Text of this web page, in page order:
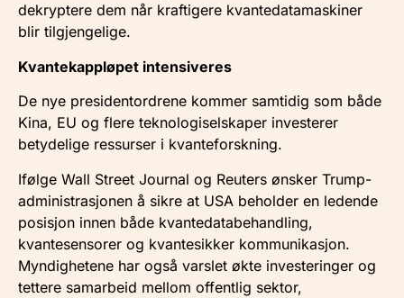
dekryptere dem når kraftigere kvantedatamaskiner
blir tilgjengelige.
Kvantekappløpet intensiveres
De nye presidentordrene kommer samtidig som både
Kina, EU og flere teknologiselskaper investerer
betydelige ressurser i kvanteforskning.
Ifølge Wall Street Journal og Reuters ønsker Trump-
administrasjonen å sikre at USA beholder en ledende
posisjon innen både kvantedatabehandling,
kvantesensorer og kvantesikker kommunikasjon.
Myndighetene har også varslet økte investeringer og
tettere samarbeid mellom offentlig sektor,